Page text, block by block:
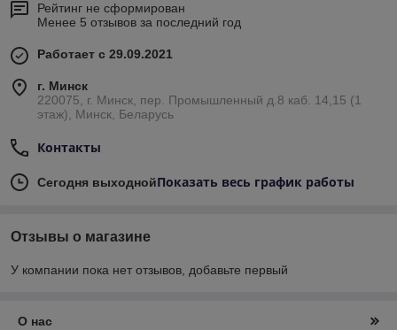
Рейтинг не сформирован
Менее 5 отзывов за последний год
Работает с 29.09.2021
г. Минск
220075, г. Минск, пер. Промышленный д.8 каб. 14,15 (1
этаж), Минск, Беларусь
Контакты
Сегодня выходнойПоказать весь график работы
Отзывы о магазине
У компании пока нет отзывов, добавьте первый
О нас